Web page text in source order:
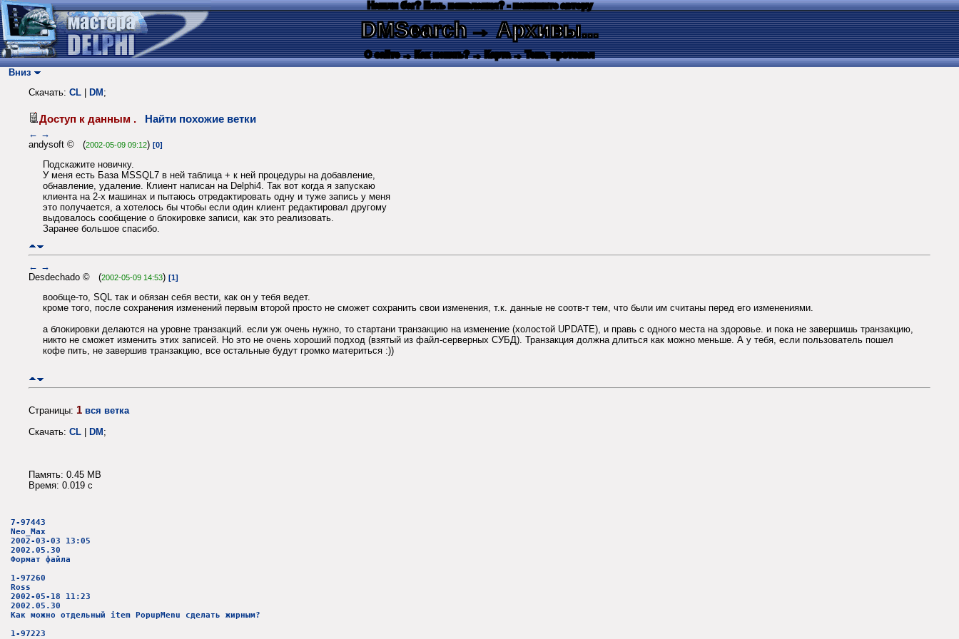
Нашли баг? Есть пожелания? - напишите автору
DMSearch→ Архивы...
О сайте → Как искать? → Карта → Текс. протокол
Вниз
Скачать: CL DM ;
Доступ к данным . Найти похожие ветки
← →
andysoft © (2002-05-09 09:12) [0]
Подскажите новичку.
У меня есть База MSSQL7 в ней таблица + к ней процедуры на добавление,
обнавление, удаление. Клиент написан на Delphi4. Так вот когда я запускаю
клиента на 2-х машинах и пытаюсь отредактировать одну и туже запись у меня
это получается, а хотелось бы чтобы если один клиент редактировал другому
выдовалось сообщение о блокировке записи, как это реализовать.
Заранее большое спасибо.
← →
Desdechado © (2002-05-09 14:53) [1]
вообще-то, SQL так и обязан себя вести, как он у тебя ведет.
кроме того, после сохранения изменений первым второй просто не сможет сохранить свои изменения, т.к. данные не соотв-т тем, что были им считаны перед его изменениями.
а блокировки делаются на уровне транзакций. если уж очень нужно, то стартани транзакцию на изменение (холостой UPDATE), и правь с одного места на здоровье. и пока не завершишь транзакцию,
никто не сможет изменить этих записей. Но это не очень хороший подход (взятый из файл-серверных СУБД). Транзакция должна длиться как можно меньше. А у тебя, если пользователь пошел
кофе пить, не завершив транзакцию, все остальные будут громко материться :))
Страницы: 1 вся ветка
Скачать: CL DM ;
Память: 0.45 MB
Время: 0.019 c
7-97443
Neo_Max
2002-03-03 13:05
2002.05.30
Формат файла
1-97260
Ross
2002-05-18 11:23
2002.05.30
Как можно отдельный item PopupMenu сделать жирным?
1-97223